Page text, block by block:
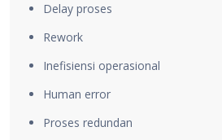
Delay proses
Rework
Inefisiensi operasional
Human error
Proses redundan